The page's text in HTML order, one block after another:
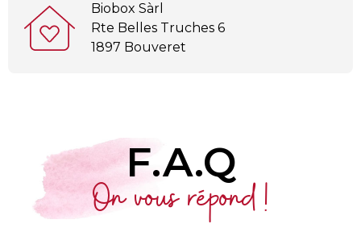
Biobox Sàrl
Rte Belles Truches 6
1897 Bouveret
F.A.Q
On vous répond !